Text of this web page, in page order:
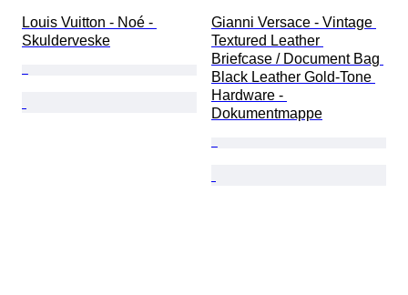
Louis Vuitton - Noé -
Skulderveske
Gianni Versace - Vintage
Textured Leather
Briefcase / Document Bag
Black Leather Gold-Tone
Hardware -
Dokumentmappe